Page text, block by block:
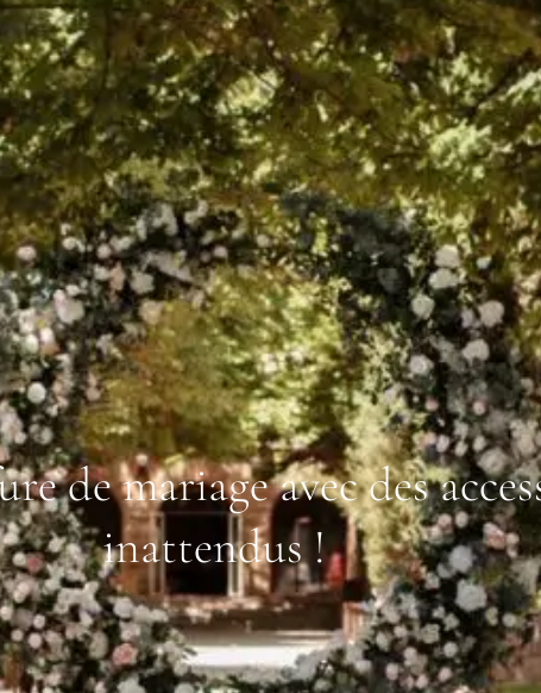
de mariage avec des
inattendus !